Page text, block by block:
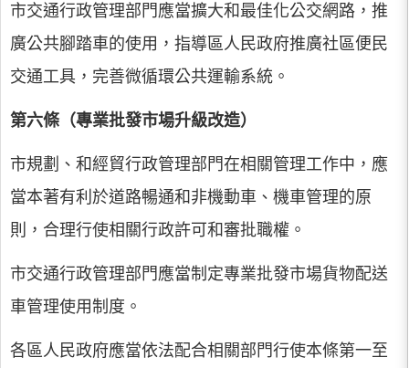
市交通行政管理部門應當擴大和最佳化公交網路，推
廣公共腳踏車的使用，指導區人民政府推廣社區便民
交通工具，完善微循環公共運輸系統。
第六條（專業批發市場升級改造）
市規劃、和經貿行政管理部門在相關管理工作中，應
當本著有利於道路暢通和非機動車、機車管理的原
則，合理行使相關行政許可和審批職權。
市交通行政管理部門應當制定專業批發市場貨物配送
車管理使用制度。
各區人民政府應當依法配合相關部門行使本條第一至